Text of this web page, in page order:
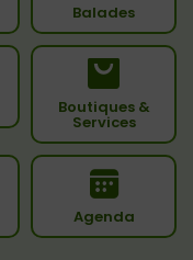
Balades
Boutiques &
Services
Agenda